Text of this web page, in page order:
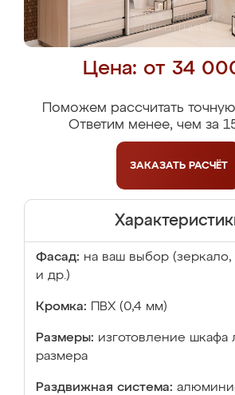
Цена: от 34
Поможем рассчитать
Ответим менее, чем за
ЗАКАЗАТЬ РАСЧЁТ
Фасад: на ваш выбор
и др.)
Кромка: ПВХ (0,4 мм)
Размеры: изготовление шкафа
размера
Раздвижная система: